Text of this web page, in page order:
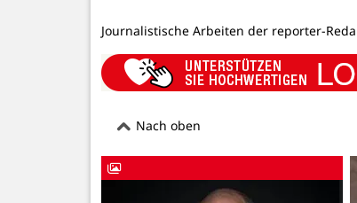
Journalistische Arbeiten der reporter-
Nach oben